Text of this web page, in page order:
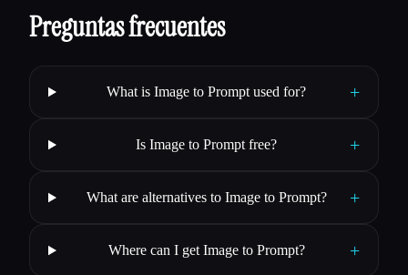
Preguntas frecuentes
What is Image to Prompt used for? +
Is Image to Prompt free? +
What are alternatives to Image to Prompt? +
Where can I get Image to Prompt? +